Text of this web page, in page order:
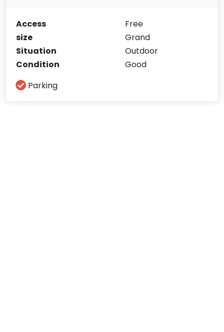
Access
Free
size
Grand
Situation
Outdoor
Condition
Good
Parking